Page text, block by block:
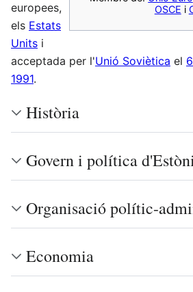
OSCE i
europees,
els Estats
Units i
acceptada per l'Unió Soviètica el
1991.
Història
Govern i política
Organisació polític-
Economia